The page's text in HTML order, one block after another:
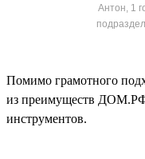
Антон, 1
Помимо грамотного
из преимуществ
инструментов.